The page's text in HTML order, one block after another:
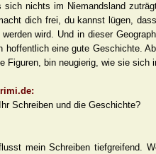
nichts im Niemandsland
dich frei, du kannst lügen,
wird. Und in dieser
hoffentlich eine gute Geschichte.
Figuren, bin neugierig, wie sie sich
Schreiben und die Geschichte?
mein Schreiben tiefgreifend.